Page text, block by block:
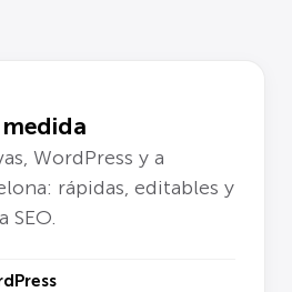
WordPress y a
rápidas, editables y
SEO.